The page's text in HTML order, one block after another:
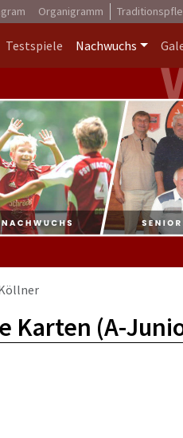
Organigramm
Testspiele Nachwuchs
Karten (A-